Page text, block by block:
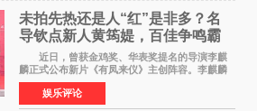
未拍先热还是人“红”是非多？名
导钦点新人黄筠媞，百佳争鸣霸
气回应
近日，曾获金鸡奖、华表奖提名的导演李麒
麟正式公布新片《有凤来仪》主创阵容。李麒麟
早年凭电影《华容道》获得金鸡奖、华表奖提
名，此后长期参与国内外电影制作，其担任制片
人参与的作品亦曾
娱乐评论